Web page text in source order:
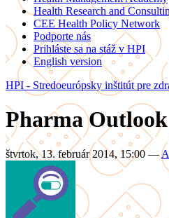
Health Research and
CEE Health Policy Network
Podporte nás
Prihláste sa na stáž v HPI
English version
HPI - Stredoeurópsky inštitút pre
Pharma Outlook
štvrtok, 13. február 2014, 15:00 —